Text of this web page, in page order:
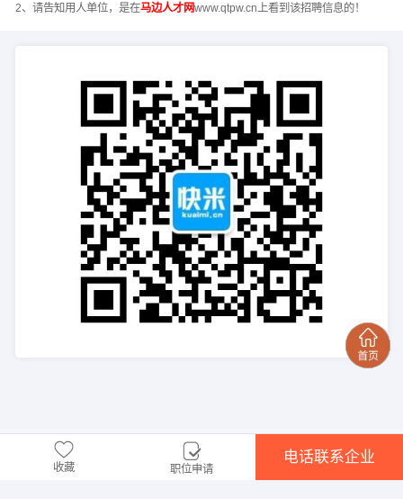
2、请告知用人单位，是在马边人才网www.qtpw.cn上看到该招聘信息的！
收藏 职位申请
电话联系企业